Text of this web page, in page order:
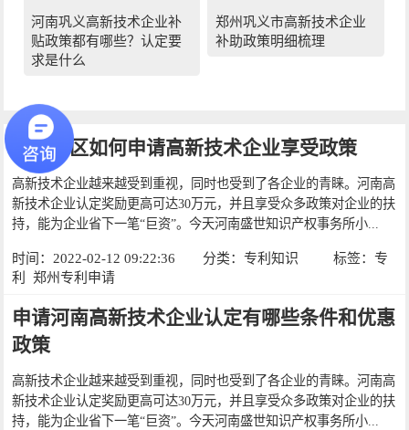
河南巩义高新技术企业补
贴政策都有哪些？认定要
求是什么
郑州巩义市高新技术企业
补助政策明细梳理
河南地区如何申请高新技术企业享受政策
高新技术企业越来越受到重视，同时也受到了各企业的青睐。河南高
新技术企业认定奖励更高可达30万元，并且享受众多政策对企业的扶
持，能为企业省下一笔“巨资”。今天河南盛世知识产权事务所小...
时间：2022-02-12 09:22:36 分类：专利知识 标签： 专
利
郑州专利申请
申请河南高新技术企业认定有哪些条件和优惠
政策
高新技术企业越来越受到重视，同时也受到了各企业的青睐。河南高
新技术企业认定奖励更高可达30万元，并且享受众多政策对企业的扶
持，能为企业省下一笔“巨资”。今天河南盛世知识产权事务所小...